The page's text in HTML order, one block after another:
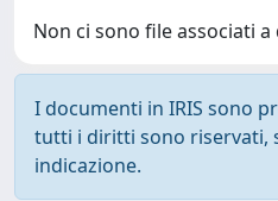
Non ci sono file associati
I documenti in IRIS sono
tutti i diritti sono riservati,
indicazione.